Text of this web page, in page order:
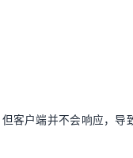
客户端并不会响应，导